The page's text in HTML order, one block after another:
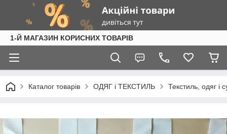
1-Й МАГАЗИН КОРИСНИХ ТОВАРІВ
Каталог товарів ОДЯГ і ТЕКСТИЛЬ Текстиль, одяг і